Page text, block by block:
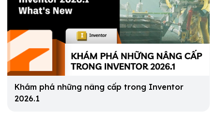
Khám phá những nâng cấp trong Inventor
2026.1